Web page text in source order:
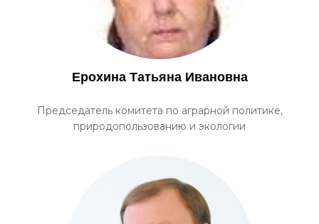
Ерохина Татьяна Ивановна
Председатель комитета по аграрной политике,
природопользованию и экологии